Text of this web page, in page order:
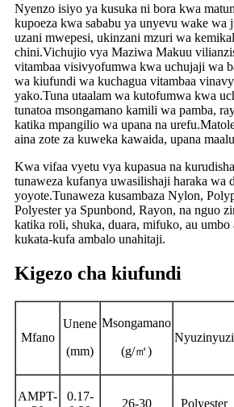
Nyenzo isiyo ya kusuka ni bora kwa
kupoeza kwa sababu ya unyevu wake wa
uzani mwepesi, ukinzani mzuri wa
chini.Vichujio vya Maziwa Makuu
vitambaa visivyofumwa kwa uchujaji wa
wa kiufundi wa kuchagua vitambaa
yako.Tuna utaalam wa kutofumwa kwa
tunatoa msongamano kamili wa pamba,
katika mpangilio wa upana na
aina zote za kuweka kawaida, upana
Kwa vifaa vyetu vya kupasua na
tunaweza kufanya uwasilishaji haraka wa
yoyote.Tunaweza kusambaza Nylon,
Polyester ya Spunbond, Rayon, na nguo
katika roli, shuka, duara, mifuko, au umbo
kukata-kufa ambalo unahitaji.
Kigezo cha kiufundi
Mfano
Unene
(mm)
Msongamano
(g/㎡)
Nyuzinyuzi
AMPT-
0.17-
26-30 Polyester